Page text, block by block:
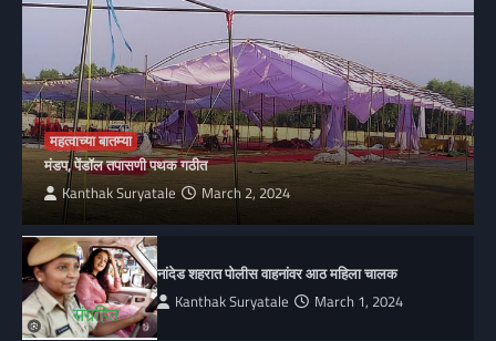
महत्वाच्या बातम्या
मंडप, पेंडॉल तपासणी पथक गठीत
Kanthak Suryatale March 2, 2024
नांदेड शहरात पोलीस वाहनांवर आठ महिला चालक
Kanthak Suryatale March 1, 2024